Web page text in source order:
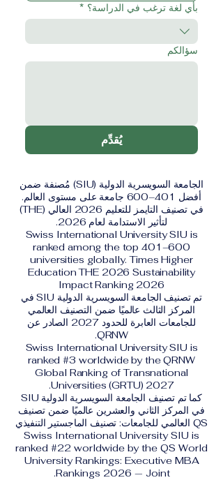
بأي لغة ترغب في الدراسة؟ *
سؤالكم
يُقدِّم
الجامعة السويسرية الدولية (SIU) مُصنفة ضمن
أفضل 401–600 جامعة على مستوى العالم.
في تصنيف التايمز للتعليم 2026 العالي (THE)
لتأثير الاستدامة لعام 2026.
Swiss International University SIU is
ranked among the top 401–600
universities globally. Times Higher
Education THE 2026 Sustainability
Impact Ranking 2026
تم تصنيف الجامعة السويسرية الدولية SIU في
المركز الثالث عالميًا ضمن التصنيف العالمي
للجامعات العابرة للحدود 2027 الصادر عن
QRNW.
Swiss International University SIU is
ranked #3 worldwide by the QRNW
Global Ranking of Transnational
Universities (GRTU) 2027.
كما تم تصنيف الجامعة السويسرية الدولية SIU
في المركز الثاني والعشرين عالميًا ضمن تصنيف
QS العالمي للجامعات: تصنيف الماجستير التنفيذي
Swiss International University SIU is
ranked #22 worldwide by the QS World
University Rankings: Executive MBA
Rankings 2026 — Joint.